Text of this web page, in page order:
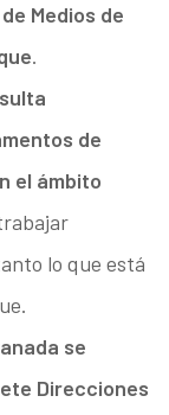
Medios de
.
de
el ámbito
lo que está
se
Direcciones